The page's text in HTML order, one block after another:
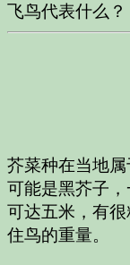
飞鸟代表什么？
芥菜种在当地
可能是黑芥子
可达五米，有
住鸟的重量。